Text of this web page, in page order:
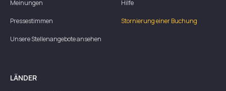
Meinungen
Pressestimmen
Unsere Stellenangebote ansehen
Hilfe
Stornierung einer Buchung
LÄNDER